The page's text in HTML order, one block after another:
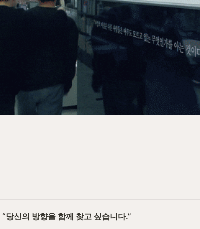
“당신의 방향을 함께 찾고 싶습니다.”